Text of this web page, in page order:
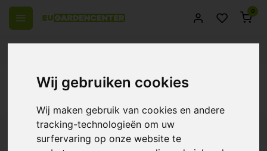
Wij gebruiken cookies
Wij maken gebruik van cookies en andere
tracking-technologieën om uw
surfervaring op onze website te
0
Terug